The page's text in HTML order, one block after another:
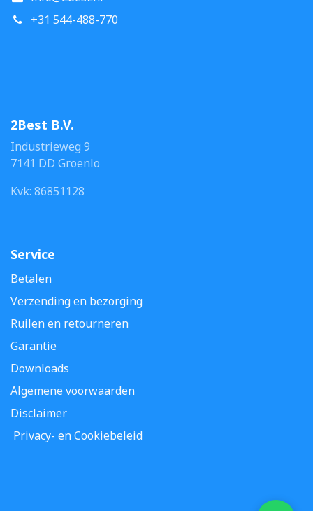
+31 544-488-770
2Best B.V.
Industrieweg 9
7141 DD Groenlo
Kvk: 86851128
Service
Betalen
Verzending en bezorging
Ruilen en retourneren
Garantie
Downloads
Algemene voorwaarden
Disclaimer
Privacy- en Cookiebeleid